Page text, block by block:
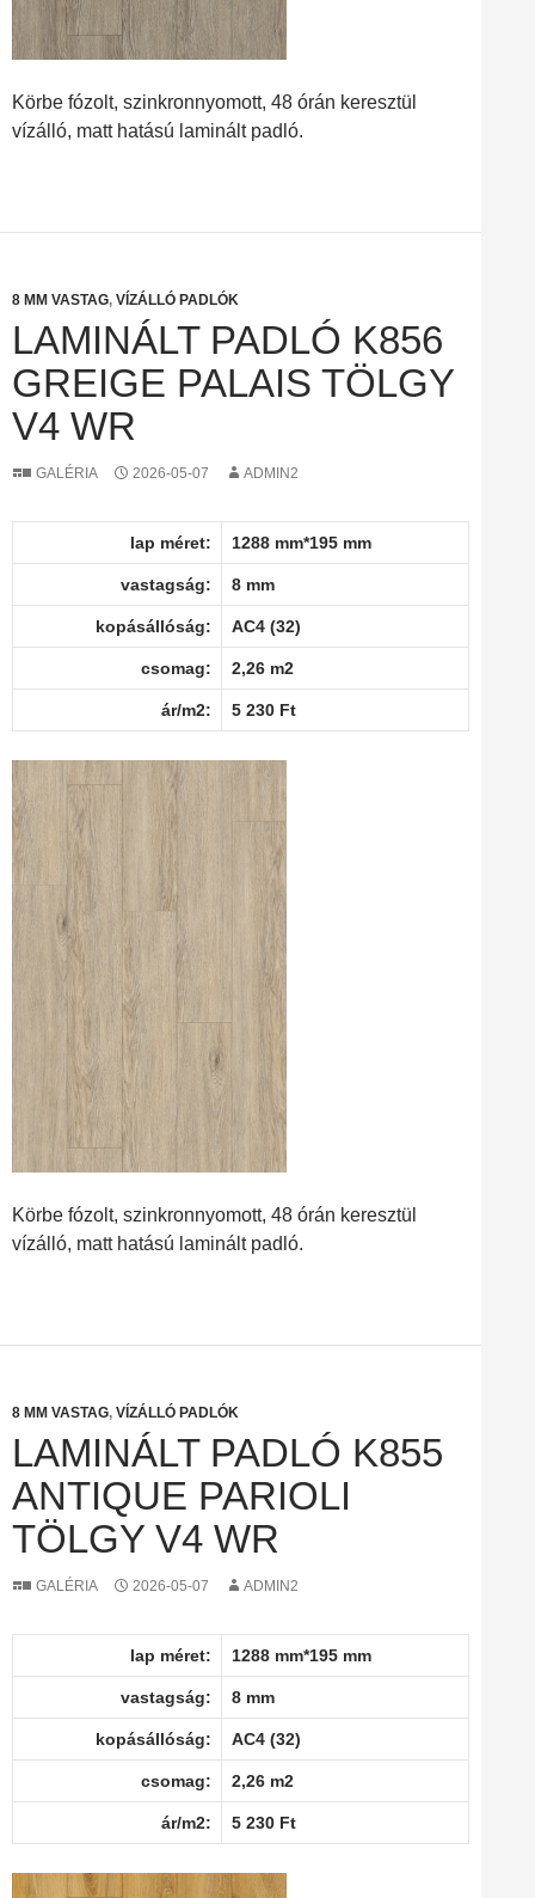
Körbe fózolt, szinkronnyomott, 48 órán keresztül
vízálló, matt hatású laminált padló.
8 MM VASTAG, VÍZÁLLÓ PADLÓK
LAMINÁLT PADLÓ K856
GREIGE PALAIS TÖLGY
V4 WR
GALÉRIA 2026-05-07 ADMIN2
lap méret: 1288 mm*195 mm
vastagság: 8 mm
kopásállóság: AC4 (32)
csomag: 2,26 m2
ár/m2: 5 230 Ft
Körbe fózolt, szinkronnyomott, 48 órán keresztül
vízálló, matt hatású laminált padló.
8 MM VASTAG, VÍZÁLLÓ PADLÓK
LAMINÁLT PADLÓ K855
ANTIQUE PARIOLI
TÖLGY V4 WR
GALÉRIA 2026-05-07 ADMIN2
lap méret: 1288 mm*195 mm
vastagság: 8 mm
kopásállóság: AC4 (32)
csomag: 2,26 m2
ár/m2: 5 230 Ft